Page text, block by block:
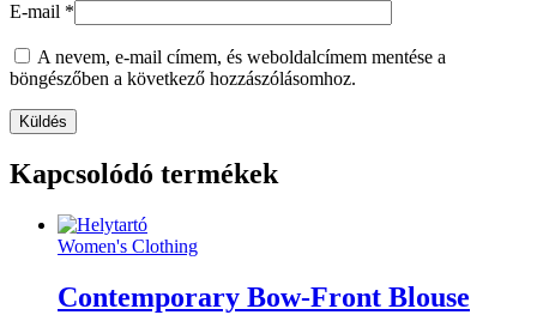
E-mail *
A nevem, e-mail címem, és weboldalcímem mentése a
böngészőben a következő hozzászólásomhoz.
Kapcsolódó termékek
Women's Clothing
Contemporary Bow-Front Blouse